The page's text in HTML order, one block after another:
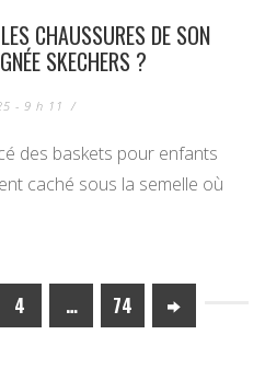
CHAUSSURES DE SON
SKECHERS ?
- 9 h 11 /
des baskets pour enfants
caché sous la semelle où
4 … 74